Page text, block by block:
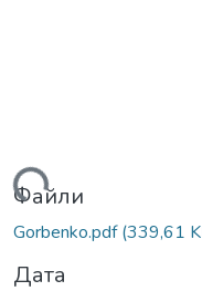
Файли
Gorbenko.pdf(339,61
Дата